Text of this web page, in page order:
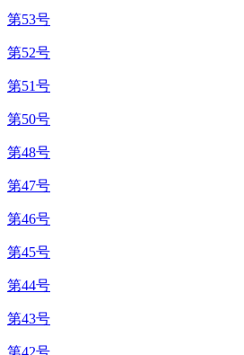
第53号
第52号
第51号
第50号
第48号
第47号
第46号
第45号
第44号
第43号
第42号